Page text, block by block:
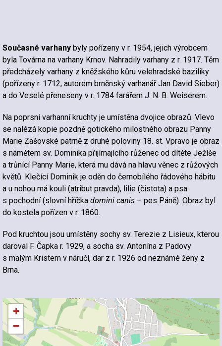
Současné varhany byly pořízeny v r. 1954, jejich výrobcem
byla Továrna na varhany Krnov. Nahradily varhany z r. 1917. Těm
předcházely varhany z kněžského kůru velehradské baziliky
(pořízeny r. 1712, autorem brněnský varhanář Jan David Sieber)
a do Veselé přeneseny v r. 1784 farářem J. N. B. Weiserem.
Na poprsni varhanní kruchty je umístěna dvojice obrazů. Vlevo
se nalézá kopie pozdně gotického milostného obrazu Panny
Marie Zašovské patrně z druhé poloviny 18. st. Vpravo je obraz
s námětem sv. Dominika přijímajícího růženec od dítěte Ježíše
a trůnící Panny Marie, která mu dává na hlavu věnec z růžových
květů. Klečící Dominik je oděn do černobílého řádového hábitu
a u nohou má kouli (atribut pravda), lilie (čistota) a psa
s pochodní (slovní hříčka domini canis – pes Páně). Obraz byl
do kostela pořízen v r. 1860.
Pod kruchtou jsou umístěny sochy sv. Terezie z Lisieux, kterou
daroval F. Čapka r. 1929, a socha sv. Antonína z Padovy
s malým Kristem v náručí, dar z r. 1926 od neznámé ženy z
Brna.
+
−